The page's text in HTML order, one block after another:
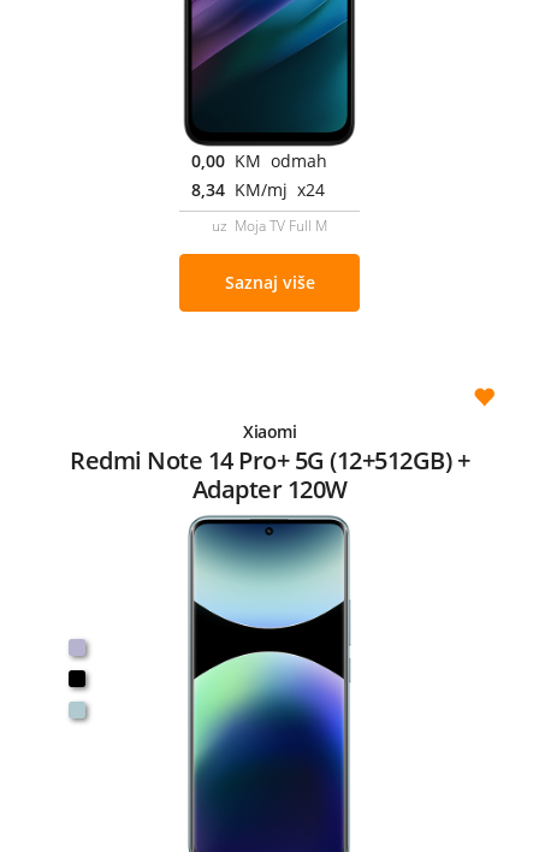
0,00 KM odmah
8,34 KM/mj x24
uz Moja TV Full M
Saznaj više
Xiaomi
Redmi Note 14 Pro+ 5G (12+512GB) +
Adapter 120W